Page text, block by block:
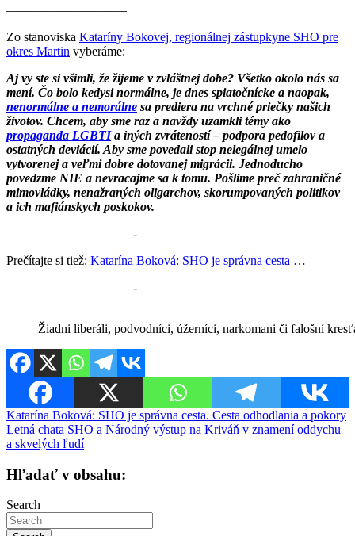
—————————–
Zo stanoviska Kataríny Bokovej, regionálnej zástupkyne SHO pre
okres Martin vyberáme:
Aj vy ste si všimli, že žijeme v zvláštnej dobe? Všetko okolo nás sa
mení. Čo bolo kedysi normálne, je dnes spiatočnícke a naopak,
nenormálne a nemorálne sa prediera na vrchné priečky našich
životov. Chcem, aby sme raz a navždy uzamkli témy ako
propaganda LGBTIa iných zvráteností – podpora pedofilov a
ostatných deviácií. Aby sme povedali stop nelegálnej umelo
vytvorenej a veľmi dobre dotovanej migrácii. Jednoducho
povedzme NIE a nevracajme sa k tomu. Pošlime preč zahraničné
mimovládky, nenažraných oligarchov, skorumpovaných politikov
a ich mafiánskych poskokov.
——————————-
Prečítajte si tiež: Katarína Boková: SHO je správna cesta …
——————————-
Žiadni liberáli, podvodníci, úžerníci, narkomani či falošní
Navigácia
v
Katarína Boková: SHO je správna cesta. Cesta odhodlania a pokory
Letná chata SHO a Národný výstup na Kriváň v znamení oddychu
a skvelých ľudí
Hľadať v obsahu:
Search